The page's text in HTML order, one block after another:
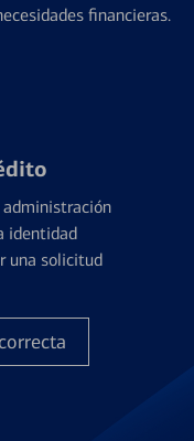
financieras.
administración
identidad
una solicitud